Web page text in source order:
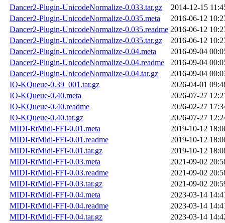
Dancer2-Plugin-UnicodeNormalize-0.033.tar.gz
2014-12-15
Dancer2-Plugin-UnicodeNormalize-0.035.meta
2016-06-12
Dancer2-Plugin-UnicodeNormalize-0.035.readme 2016-06-12
Dancer2-Plugin-UnicodeNormalize-0.035.tar.gz
2016-06-12
Dancer2-Plugin-UnicodeNormalize-0.04.meta
2016-09-04
Dancer2-Plugin-UnicodeNormalize-0.04.readme
2016-09-04
Dancer2-Plugin-UnicodeNormalize-0.04.tar.gz
2016-09-04
IO-KQueue-0.39_001.tar.gz
2026-04-01
IO-KQueue-0.40.meta
2026-07-27
IO-KQueue-0.40.readme
2026-02-27
IO-KQueue-0.40.tar.gz
2026-07-27
MIDI-RtMidi-FFI-0.01.meta
2019-10-12
MIDI-RtMidi-FFI-0.01.readme
2019-10-12
MIDI-RtMidi-FFI-0.01.tar.gz
2019-10-12
MIDI-RtMidi-FFI-0.03.meta
2021-09-02
MIDI-RtMidi-FFI-0.03.readme
2021-09-02
MIDI-RtMidi-FFI-0.03.tar.gz
2021-09-02
MIDI-RtMidi-FFI-0.04.meta
2023-03-14
MIDI-RtMidi-FFI-0.04.readme
2023-03-14
MIDI-RtMidi-FFI-0.04.tar.gz
2023-03-14